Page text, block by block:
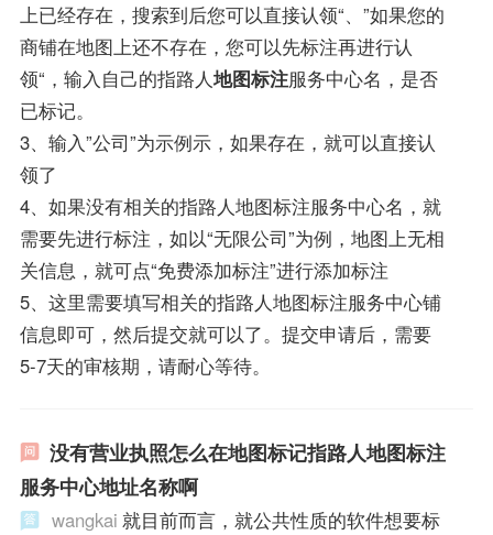
上已经存在，搜索到后您可以直接认领“、”如果您的
商铺在地图上还不存在，您可以先标注再进行认
领“，输入自己的指路人地图标注服务中心名，是否
已标记。
3、输入”公司”为示例示，如果存在，就可以直接认
领了
4、如果没有相关的指路人地图标注服务中心名，就
需要先进行标注，如以“无限公司”为例，地图上无相
关信息，就可点“免费添加标注”进行添加标注
5、这里需要填写相关的指路人地图标注服务中心铺
信息即可，然后提交就可以了。提交申请后，需要
5-7天的审核期，请耐心等待。
没有营业执照怎么在地图标记指路人地图标注
服务中心地址名称啊
wangkai 就目前而言，就公共性质的软件想要标